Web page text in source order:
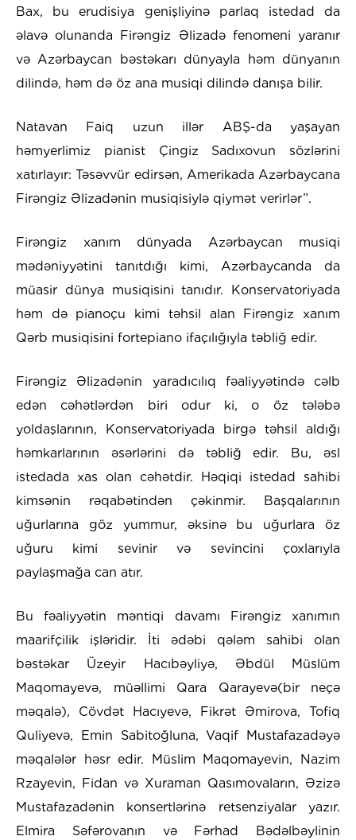
Bax, bu erudisiya genişliyinə parlaq istedad da
əlavə olunanda Firəngiz Əlizadə fenomeni yaranır
və Azərbaycan bəstəkarı dünyayla həm dünyanın
dilində, həm də öz ana musiqi dilində danışa bilir.
Natavan Faiq uzun illər ABŞ-da yaşayan
həmyerlimiz pianist Çingiz Sadıxovun sözlərini
xatırlayır: Təsəvvür edirsən, Amerikada Azərbaycana
Firəngiz Əlizadənin musiqisiylə qiymət verirlər”.
Firəngiz xanım dünyada Azərbaycan musiqi
mədəniyyətini tanıtdığı kimi, Azərbaycanda da
müasir dünya musiqisini tanıdır. Konservatoriyada
həm də pianoçu kimi təhsil alan Firəngiz xanım
Qərb musiqisini fortepiano ifaçılığıyla təbliğ edir.
Firəngiz Əlizadənin yaradıcılıq fəaliyyətində cəlb
edən cəhətlərdən biri odur ki, o öz tələbə
yoldaşlarının, Konservatoriyada birgə təhsil aldığı
həmkarlarının əsərlərini də təbliğ edir. Bu, əsl
istedada xas olan cəhətdir. Həqiqi istedad sahibi
kimsənin rəqabətindən çəkinmir. Başqalarının
uğurlarına göz yummur, əksinə bu uğurlara öz
uğuru kimi sevinir və sevincini çoxlarıyla
paylaşmağa can atır.
Bu fəaliyyətin məntiqi davamı Firəngiz xanımın
maarifçilik işləridir. İti ədəbi qələm sahibi olan
bəstəkar Üzeyir Hacıbəyliyə, Əbdül Müslüm
Maqomayevə, müəllimi Qara Qarayevə(bir neçə
məqalə), Cövdət Hacıyevə, Fikrət Əmirova, Tofiq
Quliyevə, Emin Sabitoğluna, Vaqif Mustafazadəyə
məqalələr həsr edir. Müslim Maqomayevin, Nazim
Rzayevin, Fidan və Xuraman Qasımovaların, Əzizə
Mustafazadənin konsertlərinə retsenziyalar yazır.
Elmira Səfərovanın və Fərhad Bədəlbəylinin